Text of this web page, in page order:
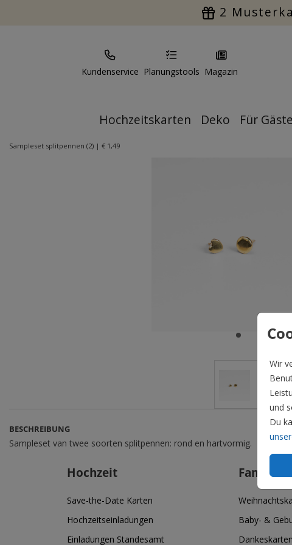
2
Kundenservice Planungstools Magazin
Hochzeitskarten Deko Für Gäste
Wir
und
Du
Sampleset splitpennen (2) | € 1,49
BESCHREIBUNG
Sampleset van twee soorten splitpennen: rond en hartvormig.
Hochzeit
Save-the-Date Karten
Hochzeitseinladungen
Einladungen Standesamt
Familie
Baby- &